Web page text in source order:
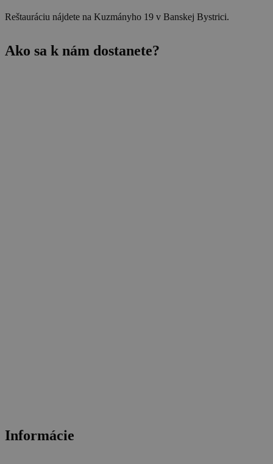
Reštauráciu nájdete na Kuzmányho 19 v Banskej Bystrici.
Ako sa k nám dostanete?
Informácie